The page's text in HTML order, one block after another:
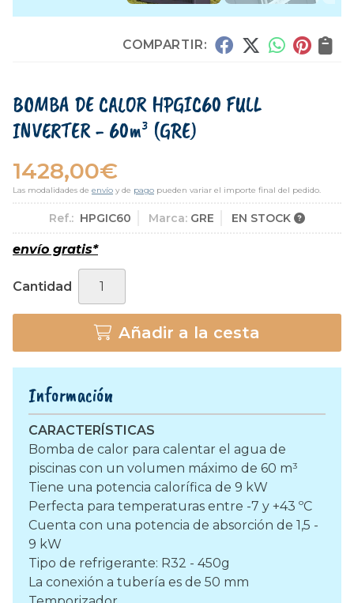
COMPARTIR:
BOMBA DE CALOR HPGIC60 FULL
INVERTER - 60m³ (GRE)
1428,00€
Las modalidades de envío y de pago pueden variar el importe final del pedido.
Ref.: HPGIC60 Marca: GRE EN STOCK
envío gratis*
Cantidad
Añadir a la cesta
Información
CARACTERÍSTICAS
Bomba de calor para calentar el agua de
piscinas con un volumen máximo de 60 m³
Tiene una potencia calorífica de 9 kW
Perfecta para temperaturas entre -7 y +43 ºC
Cuenta con una potencia de absorción de 1,5 -
9 kW
Tipo de refrigerante: R32 - 450g
La conexión a tubería es de 50 mm